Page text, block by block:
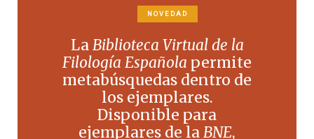
NOVEDAD
LaBiblioteca Virtual de la
Filología Española permite
metabúsquedas dentro de
los ejemplares.
Disponible para
ejemplares de laBNE,